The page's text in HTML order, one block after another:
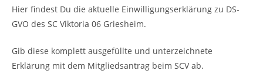
Hier findest Du die aktuelle Einwilligungserklärung zu DS-
GVO des SC Viktoria 06 Griesheim.
Gib diese komplett ausgefüllte und unterzeichnete
Erklärung mit dem Mitgliedsantrag beim SCV ab.